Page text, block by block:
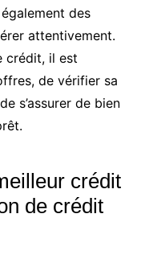
des
attentivement.
crédit, il est
de vérifier sa
s’assurer de bien
crédit
de crédit